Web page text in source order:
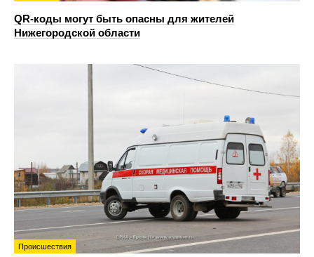
QR-коды могут быть опасны для жителей
Нижегородской области
Происшествия